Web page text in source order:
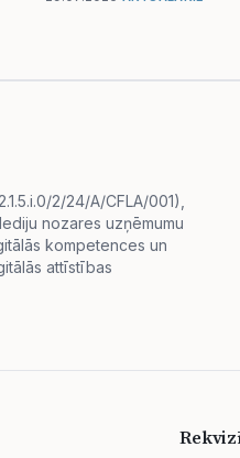
2/24/A/CFLA/001),
nozares uzņēmumu
kompetences un
attīstības